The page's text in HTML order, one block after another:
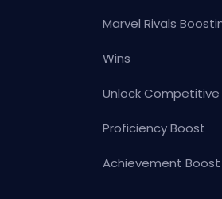
Marvel Rivals
Wins
Unlock Competitive
Proficiency Boost
Achievement Boost